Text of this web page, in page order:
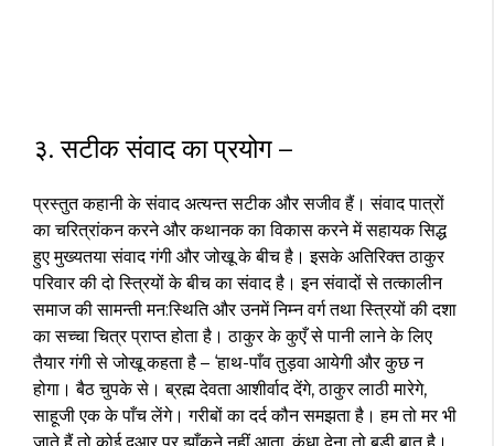
३. सटीक संवाद का प्रयोग –
प्रस्तुत कहानी के संवाद अत्यन्त सटीक और सजीव हैं। संवाद पात्रों
का चरित्रांकन करने और कथानक का विकास करने में सहायक सिद्ध
हुए मुख्यतया संवाद गंगी और जोखू के बीच है। इसके अतिरिक्त ठाकुर
परिवार की दो स्त्रियों के बीच का संवाद है। इन संवादों से तत्कालीन
समाज की सामन्ती मन:स्थिति और उनमें निम्न वर्ग तथा स्त्रियों की दशा
का सच्चा चित्र प्राप्त होता है। ठाकुर के कुएँ से पानी लाने के लिए
तैयार गंगी से जोखू कहता है – ‘हाथ-पाँव तुड़वा आयेगी और कुछ न
होगा। बैठ चुपके से। ब्रह्म देवता आशीर्वाद देंगे, ठाकुर लाठी मारेगे,
साहूजी एक के पाँच लेंगे। गरीबों का दर्द कौन समझता है। हम तो मर भी